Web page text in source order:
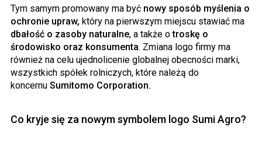
Tym samym promowany ma być nowy sposób myślenia o
ochronie upraw, który na pierwszym miejscu stawiać ma
dbałość o zasoby naturalne, a także otroskę o
środowisko oraz konsumenta. Zmiana logo firmy ma
również na celu ujednolicenie globalnej obecności marki,
wszystkich spółek rolniczych, które należą do
koncernu Sumitomo Corporation.
Co kryje się za nowym symbolem logo SumiAgro?